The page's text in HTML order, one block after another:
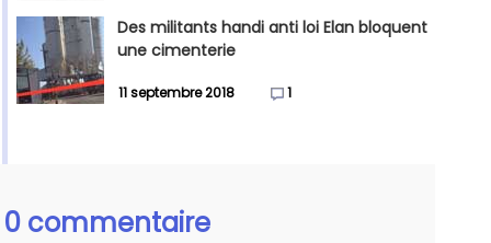
Des militants handi anti loi Elan bloquent
une cimenterie
11 septembre 2018 1
0 commentaire